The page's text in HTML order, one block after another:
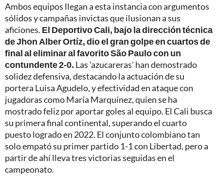
Ambos equipos llegan a esta instancia con argumentos
sólidos y campañas invictas que ilusionan a sus
aficiones. El Deportivo Cali, bajo la dirección técnica
de Jhon Alber Ortíz, dio el gran golpe en cuartos de
final al eliminar al favorito São Paulo con un
contundente 2-0. Las 'azucareras' han demostrado
solidez defensiva, destacando la actuación de su
portera Luisa Agudelo, y efectividad en ataque con
jugadoras como María Marquínez, quien se ha
mostrado feliz por aportar goles al equipo. El Cali busca
su primera final continental, superando el cuarto
puesto logrado en 2022. El conjunto colombiano tan
solo empató su primer partido 1-1 con Libertad, pero a
partir de ahí lleva tres victorias seguidas en el
campeonato.